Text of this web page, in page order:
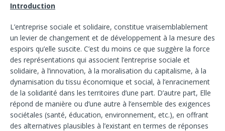
Introduction
L’entreprise sociale et solidaire, constitue vraisemblablement
un levier de changement et de développement à la mesure des
espoirs qu’elle suscite. C’est du moins ce que suggère la force
des représentations qui associent l’entreprise sociale et
solidaire, à l’innovation, à la moralisation du capitalisme, à la
dynamisation du tissu économique et social, à l’enracinement
de la solidarité dans les territoires d’une part. D’autre part, Elle
répond de manière ou d’une autre à l’ensemble des exigences
sociétales (santé, éducation, environnement, etc.), en offrant
des alternatives plausibles à l’existant en termes de réponses